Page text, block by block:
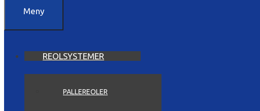
Meny
REOLSYSTEMER
PALLEREOLER